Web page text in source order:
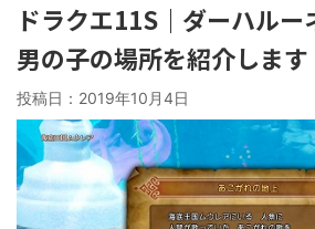
ドラクエ11S｜ダーハル
男の子の場所を紹介します
投稿日： 2019年10月4日